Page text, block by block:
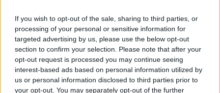
If you wish to opt-out of the sale, sharing to third parties, or
processing of your personal or sensitive information for
targeted advertising by us, please use the below opt-out
section to confirm your selection. Please note that after your
opt-out request is processed you may continue seeing
interest-based ads based on personal information utilized by
us or personal information disclosed to third parties prior to
your opt-out. You may separately opt-out of the further